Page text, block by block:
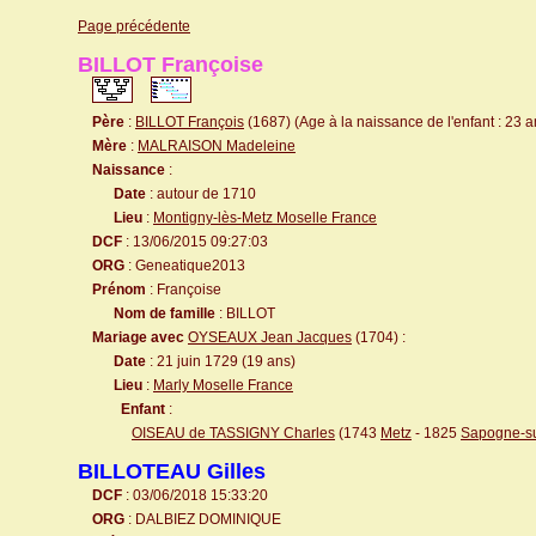
Page précédente
BILLOT Françoise
Père : BILLOT François (1687) (Age à la naissance de l'enfant : 23
Mère : MALRAISON Madeleine
Naissance :
Date : autour de 1710
Lieu : Montigny-lès-Metz Moselle France
DCF : 13/06/2015 09:27:03
ORG : Geneatique2013
Prénom : Françoise
Nom de famille : BILLOT
Mariage avec OYSEAUX Jean Jacques (1704) :
Date : 21 juin 1729 (19 ans)
Lieu : Marly Moselle France
Enfant :
OISEAU de TASSIGNY Charles (1743 Metz - 1825 Sapogne-
BILLOTEAU Gilles
DCF : 03/06/2018 15:33:20
ORG : DALBIEZ DOMINIQUE